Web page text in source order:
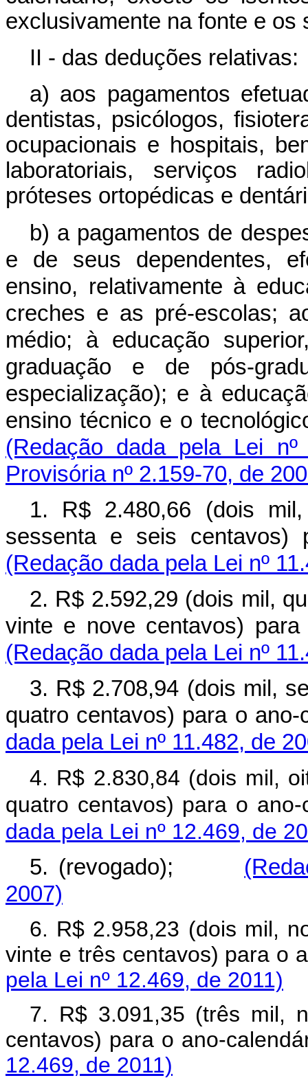
exclusivamente na fonte e os
II - das deduções relativas:
a) aos pagamentos
dentistas, psicólogos,
ocupacionais e hospitais,
laboratoriais, serviços
próteses ortopédicas e
b) a pagamentos de
e de seus dependentes,
ensino, relativamente à
creches e as pré-escolas;
médio; à educação
graduação e de pós-
especialização); e à
ensino técnico e o
(Redação dada pela Lei
Provisória nº 2.159-70, de
1. R$ 2.480,66 (dois
sessenta e seis centavos)
(Redação dada pela Lei nº
2. R$ 2.592,29 (dois mil,
vinte e nove centavos)
(Redação dada pela Lei nº
3. R$ 2.708,94 (dois mil,
quatro centavos) para o
dada pela Lei nº 11.482, de
4. R$ 2.830,84 (dois mil,
quatro centavos) para o
dada pela Lei nº 12.469, de
5. (revogado);
2007)
6. R$ 2.958,23 (dois mil,
vinte e três centavos) para
pela Lei nº 12.469, de 2011)
7. R$ 3.091,35 (três mil,
centavos) para o ano-
12.469, de 2011)